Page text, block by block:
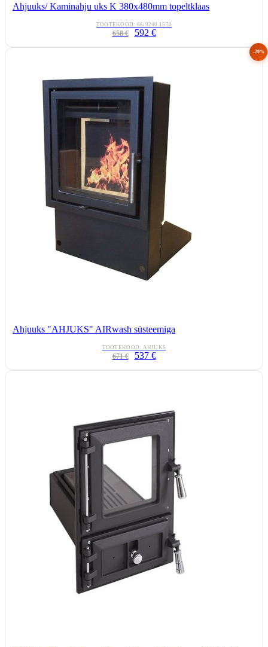
Ahjuuks/ Kaminahju uks K 380x480mm topeltklaas
TOOTEKOOD: 66/9240.1570
658€ 592 €
-20%
Ahjuuks "AHJUKS" AIRwash süsteemiga
TOOTEKOOD: AHJUKS
671€ 537€